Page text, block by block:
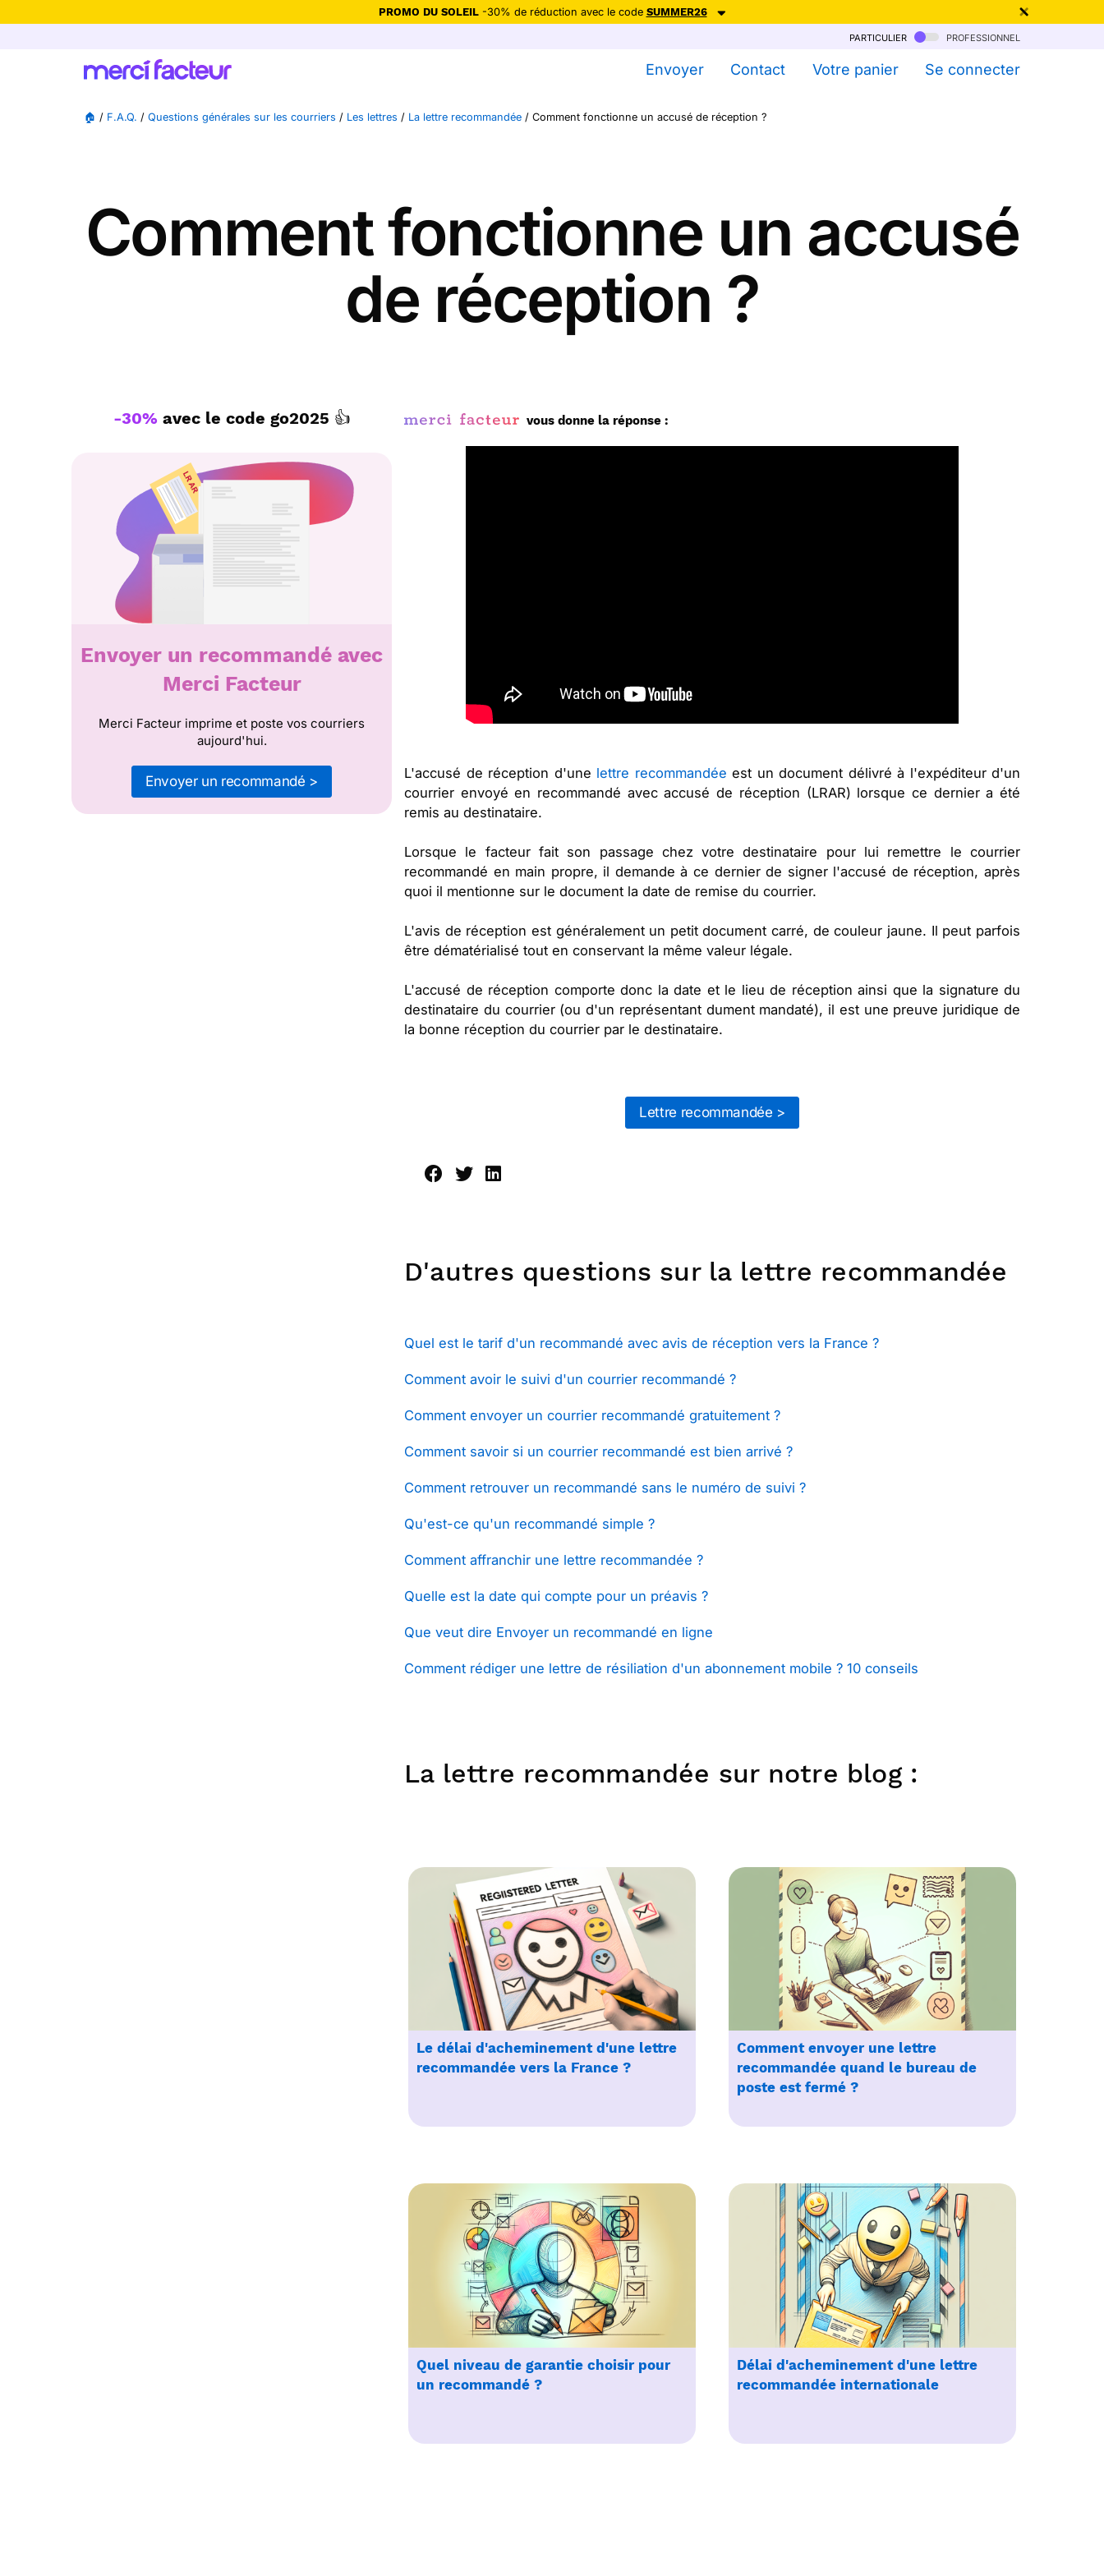
PROMO DU SOLEIL-30% de réduction avec le code SUMMER26
particulier professionnel
Envoyer Contact Votre panier Se connecter
🏠 / F.A.Q. / Questions générales sur les courriers / Les lettres / La lettre recommandée / Comment fonctionne un accusé de réception ?
Comment fonctionne un accusé
de réception ?
-30% avec le code go2025 👍
Envoyer un recommandé avec
Merci Facteur
Merci Facteur imprime et poste vos courriers
aujourd'hui.
Envoyer un recommandé >
vous donne la réponse :
L'accusé de réception d'une lettre recommandée est un document délivré à l'expéditeur d'un
courrier envoyé en recommandé avec accusé de réception (LRAR) lorsque ce dernier a été
remis au destinataire.
Lorsque le facteur fait son passage chez votre destinataire pour lui remettre le courrier
recommandé en main propre, il demande à ce dernier de signer l'accusé de réception, après
quoi il mentionne sur le document la date de remise du courrier.
L'avis de réception est généralement un petit document carré, de couleur jaune. Il peut parfois
être dématérialisé tout en conservant la même valeur légale.
L'accusé de réception comporte donc la date et le lieu de réception ainsi que la signature du
destinataire du courrier (ou d'un représentant dument mandaté), il est une preuve juridique de
la bonne réception du courrier par le destinataire.
Lettre recommandée >
D'autres questions sur la lettre recommandée
Quel est le tarif d'un recommandé avec avis de réception vers la France ?
Comment avoir le suivi d'un courrier recommandé ?
Comment envoyer un courrier recommandé gratuitement ?
Comment savoir si un courrier recommandé est bien arrivé ?
Comment retrouver un recommandé sans le numéro de suivi ?
Qu'est-ce qu'un recommandé simple ?
Comment affranchir une lettre recommandée ?
Quelle est la date qui compte pour un préavis ?
Que veut dire Envoyer un recommandé en ligne
Comment rédiger une lettre de résiliation d'un abonnement mobile ? 10 conseils
La lettre recommandée sur notre blog :
Le délai d'acheminement d'une lettre
recommandée vers la France ?
Comment envoyer une lettre
recommandée quand le bureau de
poste est fermé ?
Quel niveau de garantie choisir pour
un recommandé ?
Délai d'acheminement d'une lettre
recommandée internationale